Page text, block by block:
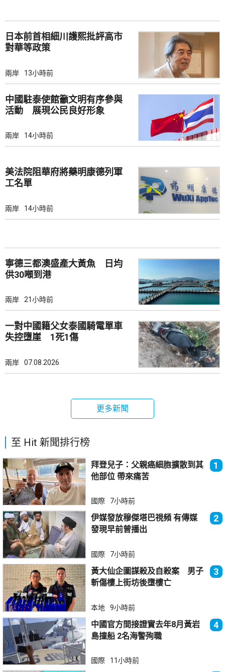
日本前首相細川護熙批評高市
對華等政策
兩岸 13小時前
中國駐泰使館籲文明有序參與
活動 展現公民良好形象
兩岸 14小時前
美法院阻華府將藥明康德列軍
工名單
兩岸 14小時前
寧德三都澳盛產大黃魚 日均
供30噸到港
兩岸 21小時前
一對中國籍父女泰國騎電單車
失控墮崖 1死1傷
兩岸 07.08.2026
更多新聞
至 Hit 新聞排行榜
拜登兒子：父親癌細胞擴散到其
他部位 帶來痛苦
1
國際 7小時前
伊媒發放穆傑塔巴視頻 有傳媒
發現早前曾播出
2
國際 7小時前
黃大仙企圖謀殺及自殺案 男子
斬傷樓上街坊後墮樓亡
3
本地 9小時前
中國官方間接證實去年8月黃岩
島撞船 2名海警殉職
4
國際 11小時前